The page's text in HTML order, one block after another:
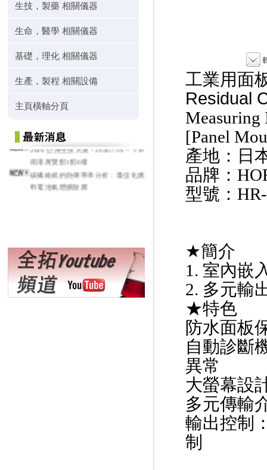
生技，製藥 相關儀器
生命，醫學 相關儀器
基礎，理化 相關儀器
生產，製程 相關設備
主頁橫軸分頁
2026 亞洲生技大展 - 2026/7/16 ~ 7/19
南港展覽館1館4樓
碳纖維紙的熱傳導率分析：最佳化燃
料電池氣體擴散層
工業用面
Residual
Measuring
[Panel
產地：日
品牌：
型號：
★簡介
1. 室內嵌
2. 多元輸
★特色
防水面板
自動診斷
異常
大螢幕設
多元傳輸
輸出控制
制